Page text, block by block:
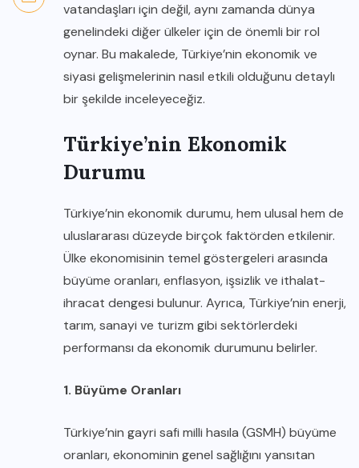
vatandaşları için değil, aynı zamanda dünya
genelindeki diğer ülkeler için de önemli bir rol
oynar. Bu makalede, Türkiye’nin ekonomik ve
siyasi gelişmelerinin nasıl etkili olduğunu detaylı
bir şekilde inceleyeceğiz.
Türkiye’nin Ekonomik
Durumu
Türkiye’nin ekonomik durumu, hem ulusal hem de
uluslararası düzeyde birçok faktörden etkilenir.
Ülke ekonomisinin temel göstergeleri arasında
büyüme oranları, enflasyon, işsizlik ve ithalat-
ihracat dengesi bulunur. Ayrıca, Türkiye’nin enerji,
tarım, sanayi ve turizm gibi sektörlerdeki
performansı da ekonomik durumunu belirler.
1. Büyüme Oranları
Türkiye’nin gayri safi milli hasıla (GSMH) büyüme
oranları, ekonominin genel sağlığını yansıtan